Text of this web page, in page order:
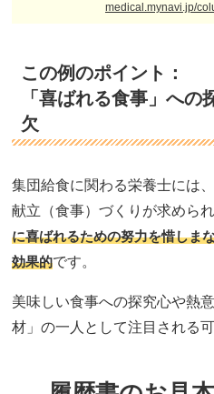
medical.mynavi.jp/
この例のポイント：
「喜ばれる食事」へ
欠
集団給食に関わる栄養士には
献立（食事）づくりが求めら
に喜ばれるための努力を惜しま
効果的です。
美味しい食事への探究心や熱
材」の一人として注目される